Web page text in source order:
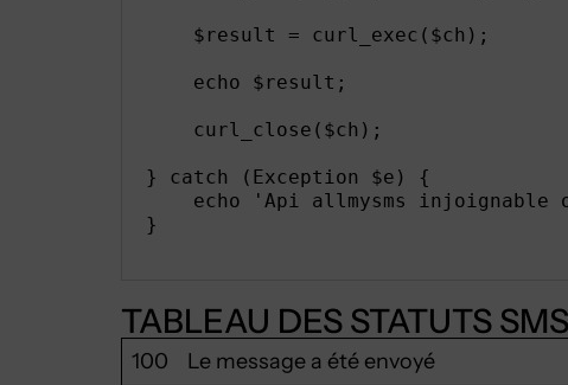
    $result = curl_exec($ch);
    echo $result;
    curl_close($ch);
} catch (Exception $e) {
echo 'Api allmysms injoignable
}
TABLEAU DES STATUTS
100
Le message a été envoyé